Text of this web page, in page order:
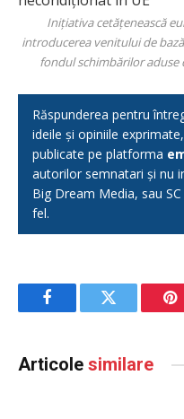
Inițiativa cetățenească
introducerea venitului de
fondul schimbărilor aduse
Răspunderea pentru
ideile și opiniile
publicate pe platforma
autorilor semnatari și nu
Big Dream Media, sau
fel.
FacebookTwitter
Articole similare